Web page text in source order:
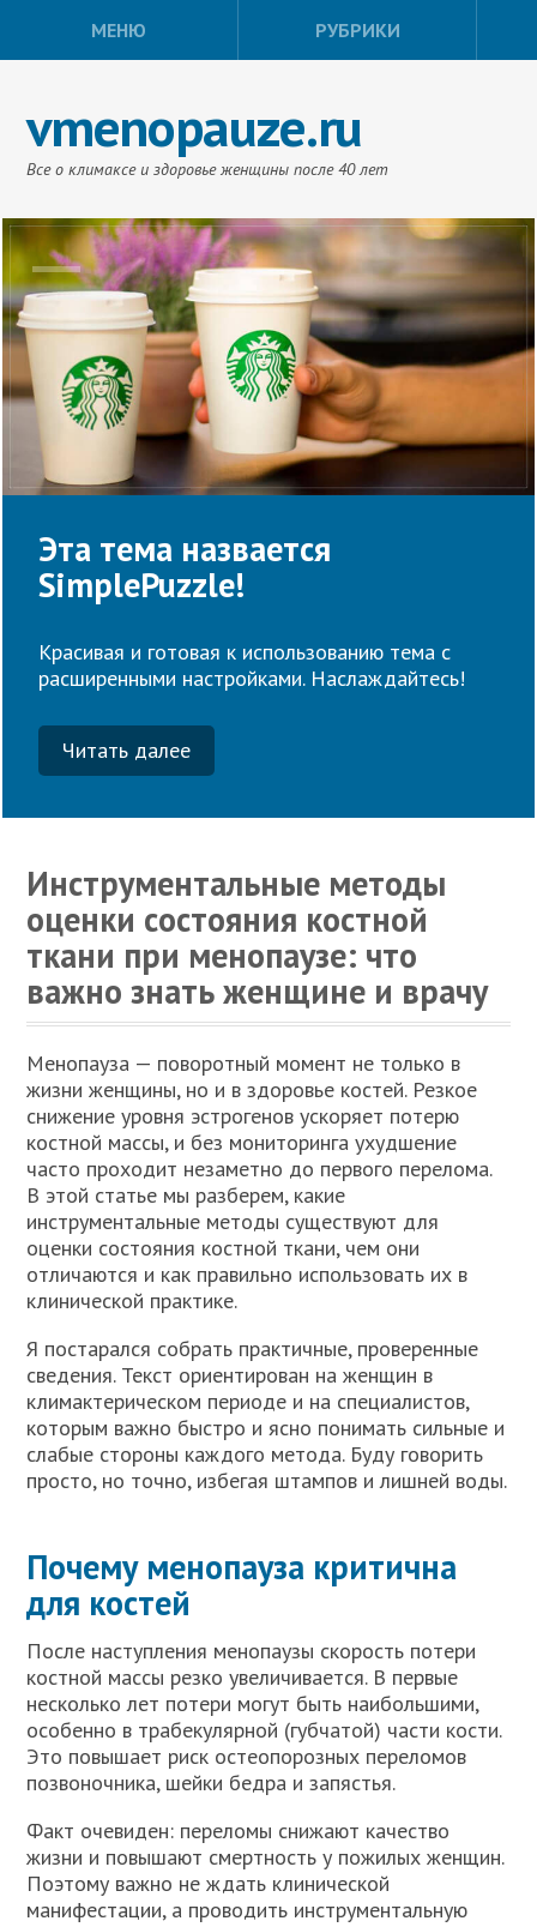
МЕНЮ РУБРИКИ
vmenopauze.ru
Все о климаксе и здоровье женщины после 40 лет
Эта тема назвается
SimplePuzzle!
Красивая и готовая к использованию тема с
расширенными настройками. Наслаждайтесь!
Читать далее
Инструментальные методы
оценки состояния костной
ткани при менопаузе: что
важно знать женщине и врачу
Менопауза — поворотный момент не только в
жизни женщины, но и в здоровье костей. Резкое
снижение уровня эстрогенов ускоряет потерю
костной массы, и без мониторинга ухудшение
часто проходит незаметно до первого перелома.
В этой статье мы разберем, какие
инструментальные методы существуют для
оценки состояния костной ткани, чем они
отличаются и как правильно использовать их в
клинической практике.
Я постарался собрать практичные, проверенные
сведения. Текст ориентирован на женщин в
климактерическом периоде и на специалистов,
которым важно быстро и ясно понимать сильные и
слабые стороны каждого метода. Буду говорить
просто, но точно, избегая штампов и лишней воды.
Почему менопауза критична
для костей
После наступления менопаузы скорость потери
костной массы резко увеличивается. В первые
несколько лет потери могут быть наибольшими,
особенно в трабекулярной (губчатой) части кости.
Это повышает риск остеопорозных переломов
позвоночника, шейки бедра и запястья.
Факт очевиден: переломы снижают качество
жизни и повышают смертность у пожилых женщин.
Поэтому важно не ждать клинической
манифестации, а проводить инструментальную